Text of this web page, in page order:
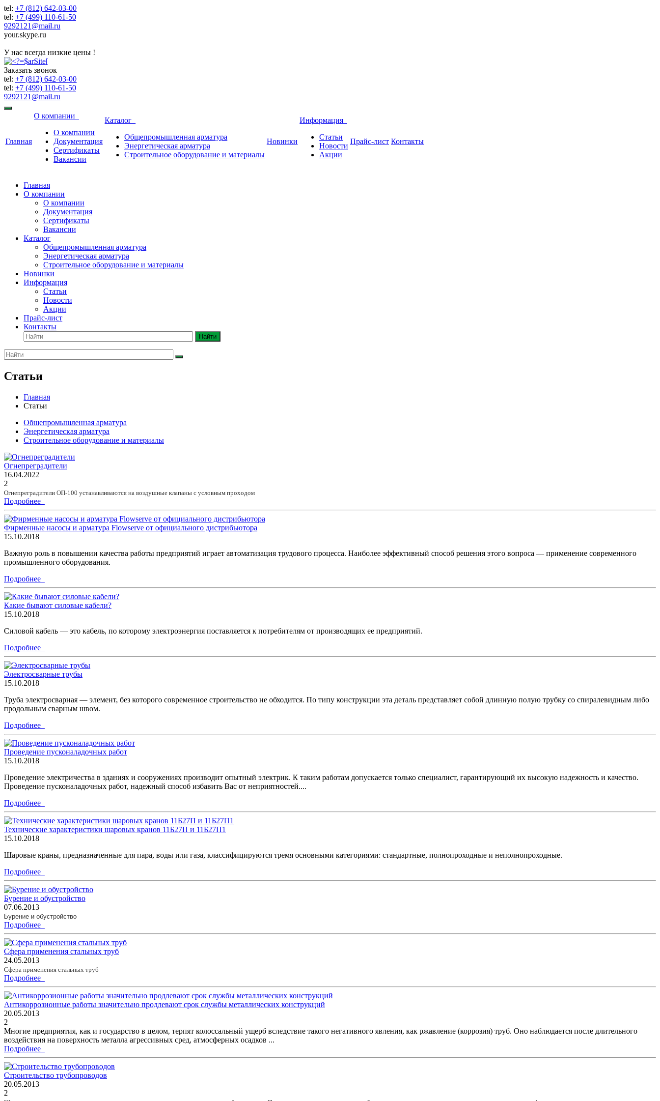
tel: +7 (812) 642-03-00
tel: +7 (499) 110-61-50
9292121@mail.ru
your.skype.ru
У нас всегда низкие цены !
Заказать звонок
tel: +7 (812) 642-03-00
tel: +7 (499) 110-61-50
9292121@mail.ru
Главная
О компании
О компании
Документация
Сертификаты
Вакансии
Каталог
Общепромышленная арматура
Энергетическая арматура
Строительное оборудование и материалы
Новинки
Информация
Статьи
Новости
Акции
Прайс-лист Контакты
Главная
О компании
О компании
Документация
Сертификаты
Вакансии
Каталог
Общепромышленная арматура
Энергетическая арматура
Строительное оборудование и материалы
Новинки
Информация
Статьи
Новости
Акции
Прайс-лист
Контакты
Найти
Статьи
Главная
Статьи
Общепромышленная арматура
Энергетическая арматура
Строительное оборудование и материалы
Огнепреградители
16.04.2022
2
Огнепреградители ОП-100 устанавливаются на воздушные клапаны с условным проходом
Подробнее
Фирменные насосы и арматура Flowserve от официального дистрибьютора
15.10.2018
Важную роль в повышении качества работы предприятий играет автоматизация трудового процесса. Наиболее эффективный способ решения этого вопроса — применение современного
промышленного оборудования.
Подробнее
Какие бывают силовые кабели?
15.10.2018
Силовой кабель — это кабель, по которому электроэнергия поставляется к потребителям от производящих ее предприятий.
Подробнее
Электросварные трубы
15.10.2018
Труба электросварная — элемент, без которого современное строительство не обходится. По типу конструкции эта деталь представляет собой длинную полую трубку со спиралевидным либо
продольным сварным швом.
Подробнее
Проведение пусконаладочных работ
15.10.2018
Проведение электричества в зданиях и сооружениях производит опытный электрик. К таким работам допускается только специалист, гарантирующий их высокую надежность и качество.
Проведение пусконаладочных работ, надежный способ избавить Вас от неприятностей....
Подробнее
Технические характеристики шаровых кранов 11Б27П и 11Б27П1
15.10.2018
Шаровые краны, предназначенные для пара, воды или газа, классифицируются тремя основными категориями: стандартные, полнопроходные и неполнопроходные.
Подробнее
Бурение и обустройство
07.06.2013
Бурение и обустройство
Подробнее
Сфера применения стальных труб
24.05.2013
Сфера применения стальных труб
Подробнее
Антикоррозионные работы значительно продлевают срок службы металлических конструкций
20.05.2013
2
Многие предприятия, как и государство в целом, терпят колоссальный ущерб вследствие такого негативного явления, как ржавление (коррозия) труб. Оно наблюдается после длительного
воздействия на поверхность металла агрессивных сред, атмосферных осадков ...
Подробнее
Строительство трубопроводов
20.05.2013
2